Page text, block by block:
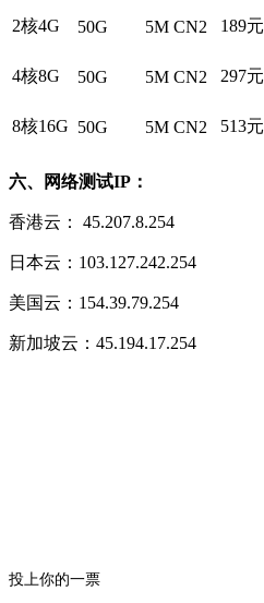
2核4G 50G 5M CN2 189元
4核8G 50G 5M CN2 297元
8核16G 50G 5M CN2 513元
六、网络测试IP：
香港云： 45.207.8.254
日本云：103.127.242.254
美国云：154.39.79.254
新加坡云：45.194.17.254
投上你的一票